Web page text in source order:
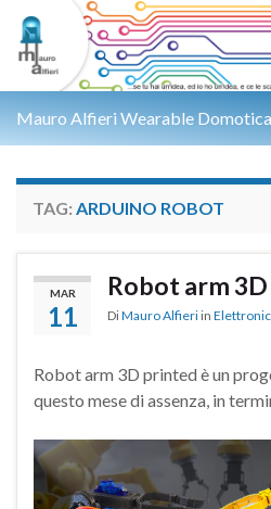
Mauro Alfieri Wearable
TAG: ARDUINO ROBOT
MAR
11
Robot arm
DiMauro Alfieri in
Robot arm 3D printed è un
questo mese di assenza, in